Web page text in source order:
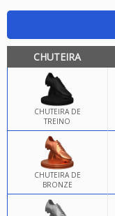
CHUTEIRA
CHUTEIRA DE
TREINO
CHUTEIRA DE
BRONZE